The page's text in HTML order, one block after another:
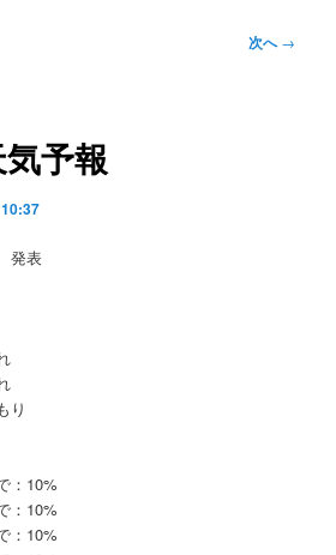
次へ→
予報
発表
り
：10%
：10%
：10%